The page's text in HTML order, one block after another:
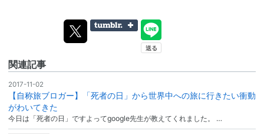
関連記事
2017-11-02
【自称旅ブロガー】「死者の日」から世界中への旅に行きたい衝動
がわいてきた
今日は「死者の日」ですよってgoogle先生が教えてくれました。 …